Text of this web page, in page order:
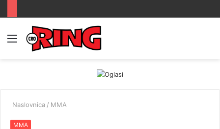
Menu
Naslovnica / MMA
MMA